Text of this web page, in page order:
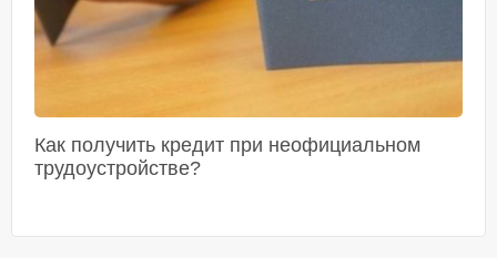
Как получить кредит при неофициальном
трудоустройстве?